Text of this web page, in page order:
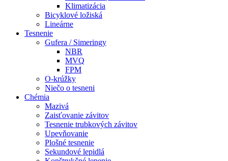
Klimatizácia
Bicyklové ložiská
Lineárne
Tesnenie
Gufera / Simeringy
NBR
MVQ
FPM
O-krúžky
Niečo o tesneni
Chémia
Mazivá
Zaisťovanie závitov
Tesnenie trubkových závitov
Upevňovanie
Plošné tesnenie
Sekundové lepidlá